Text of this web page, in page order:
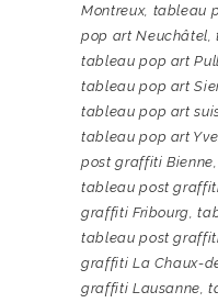
Montreux, tableau
pop art Neuchâtel ,
tableau pop art
tableau pop art
tableau pop art
tableau pop art
post graffiti Bienne
tableau post
graffiti Fribourg ,
tableau post
graffiti La Chaux-
graffiti Lausanne ,